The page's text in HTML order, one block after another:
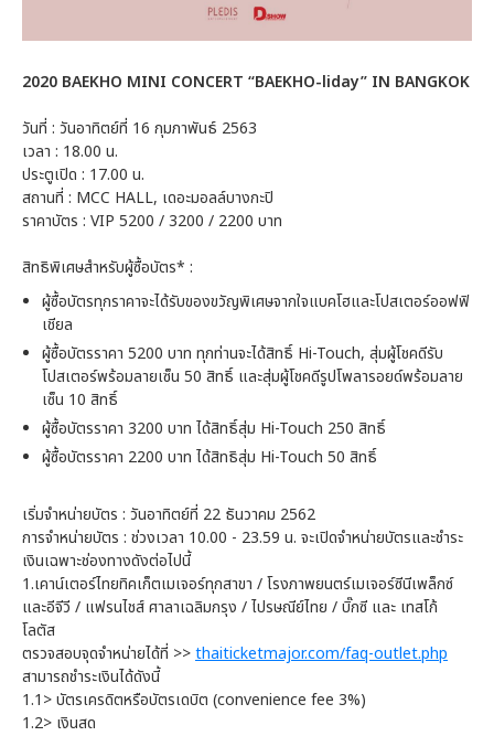
2020 BAEKHO MINI CONCERT “BAEKHO-liday” IN BANGKOK
วันที่ : วันอาทิตย์ที่ 16 กุมภาพันธ์ 2563
เวลา : 18.00 น.
ประตูเปิด : 17.00 น.
สถานที่ : MCC HALL, เดอะมอลล์บางกะปิ
ราคาบัตร : VIP 5200 / 3200 / 2200 บาท
สิทธิพิเศษสำหรับผู้ซื้อบัตร* :
ผู้ซื้อบัตรทุกราคาจะได้รับของขวัญพิเศษจากใจแบคโฮและโปสเตอร์ออฟฟิ
เชียล
ผู้ซื้อบัตรราคา 5200 บาท ทุกท่านจะได้สิทธิ์ Hi-Touch, สุ่มผู้โชคดีรับ
โปสเตอร์พร้อมลายเซ็น 50 สิทธิ์ และสุ่มผู้โชคดีรูปโพลารอยด์พร้อมลาย
เซ็น 10 สิทธิ์
ผู้ซื้อบัตรราคา 3200 บาท ได้สิทธิ์สุ่ม Hi-Touch 250 สิทธิ์
ผู้ซื้อบัตรราคา 2200 บาท ได้สิทธิสุ่ม Hi-Touch 50 สิทธิ์
เริ่มจำหน่ายบัตร : วันอาทิตย์ที่ 22 ธันวาคม 2562
การจำหน่ายบัตร : ช่วงเวลา 10.00 - 23.59 น. จะเปิดจำหน่ายบัตรและชำระ
เงินเฉพาะช่องทางดังต่อไปนี้
1.เคาน์เตอร์ไทยทิคเก็ตเมเจอร์ทุกสาขา / โรงภาพยนตร์เมเจอร์ซีนีเพล็กซ์
และอีจีวี / แฟรนไชส์ ศาลาเฉลิมกรุง / ไปรษณีย์ไทย / บิ๊กซี และ เทสโก้
โลตัส
ตรวจสอบจุดจำหน่ายได้ที่ >>thaiticketmajor.com/faq-outlet.php
สามารถชำระเงินได้ดังนี้
1.1> บัตรเครดิตหรือบัตรเดบิต (convenience fee 3%)
1.2> เงินสด